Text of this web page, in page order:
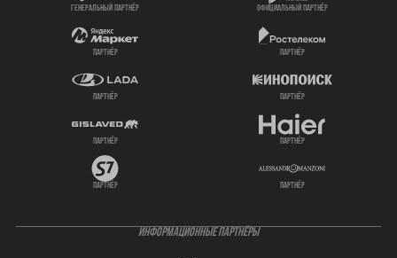
генеральный партнёр официальный партнёр
партнёр партнёр
партнёр партнёр
партнёр партнёр
партнёр партнёр
ИНФОРМАЦИОННЫЕ ПАРТНЁРЫ